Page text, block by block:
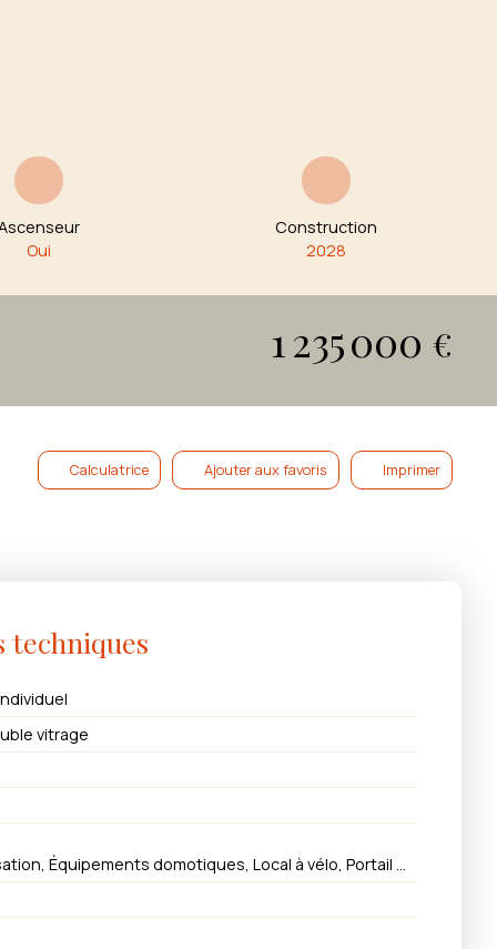
Oui
Construction
2028
1 235 000 €
Calculatrice Ajouter aux favoris Imprimer
techniques
vitrage
Accès handicapés, Climatisation, Équipements domotiques, Local à vélo, Portail motorisé, Visiophone, Volets électriques